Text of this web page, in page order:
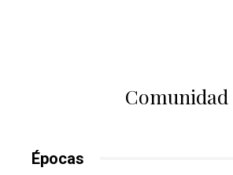
Comunidad
Épocas